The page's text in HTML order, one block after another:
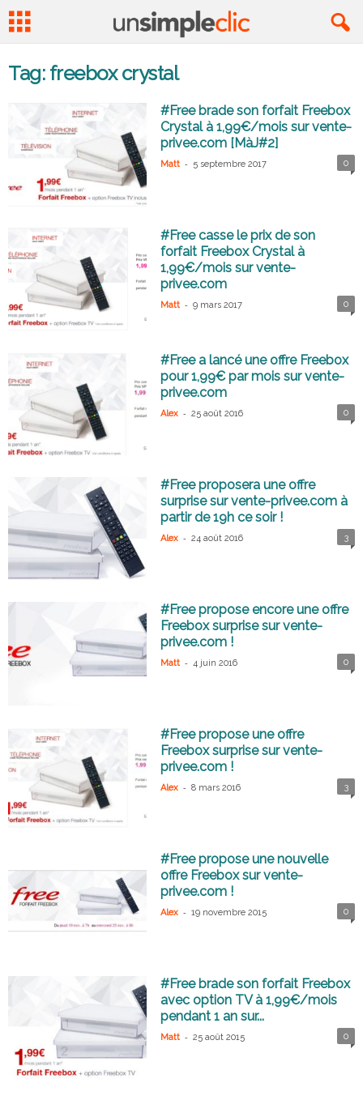
Tag: freebox crystal
#Free brade son forfait Freebox
Crystal à 1,99€/mois sur vente-
privee.com [MàJ#2]
Matt - 5 septembre 2017 0
#Free casse le prix de son
forfait Freebox Crystal à
1,99€/mois sur vente-
privee.com
Matt - 9 mars 2017 0
#Free a lancé une offre Freebox
pour 1,99€ par mois sur vente-
privee.com
Alex - 25 août 2016 0
#Free proposera une offre
surprise sur vente-privee.com à
partir de 19h ce soir !
Alex - 24 août 2016 3
#Free propose encore une offre
Freebox surprise sur vente-
privee.com !
Matt - 4 juin 2016 0
#Free propose une offre
Freebox surprise sur vente-
privee.com !
Alex - 8 mars 2016 3
#Free propose une nouvelle
offre Freebox sur vente-
privee.com !
Alex - 19 novembre 2015 0
#Free brade son forfait Freebox
avec option TV à 1,99€/mois
pendant 1 an sur...
Matt - 25 août 2015 0